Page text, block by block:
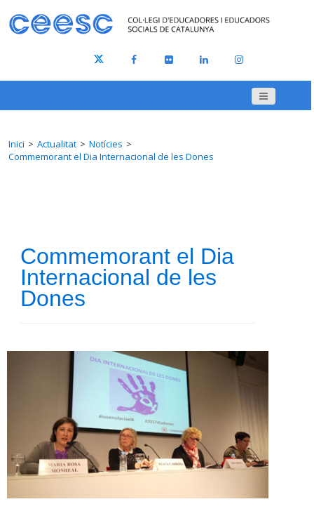
Inici Actualitat
Notícies
Commemorant el Dia Internacional de les Dones
Commemorant el Dia
Internacional de les
Dones